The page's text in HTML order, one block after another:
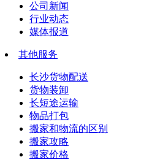
公司新闻
行业动态
媒体报道
其他服务
长沙货物配送
货物装卸
长短途运输
物品打包
搬家和物流的区别
搬家攻略
搬家价格